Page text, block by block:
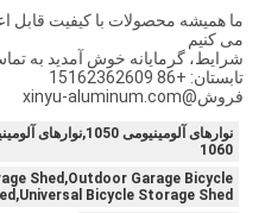
ما همیشه محصولات با کیفیت قابل
می کنیم
شرایط، گرمایانه خوش آمدید به
تابستان: +86 15162362609
فروش@xinyu-aluminum.com
نوارهای آلومینیومی
1060
Shed,Outdoor Garage Bicycle
Bicycle Storage Shed